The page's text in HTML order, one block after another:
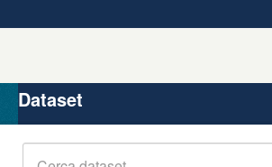
Organizzazioni
Gruppi
Dataset